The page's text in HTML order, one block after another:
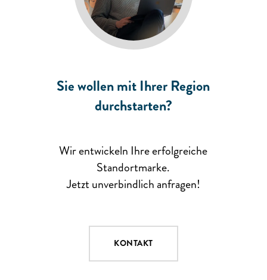
Sie wollen mit Ihrer Region
durchstarten?
Wir entwickeln Ihre erfolgreiche
Standortmarke.
Jetzt unverbindlich anfragen!
KONTAKT